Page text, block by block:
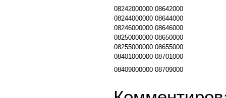
08242000000 08642000
08244000000 08644000
08246000000 08646000
08250000000 08650000
08255000000 08655000
08401000000 08701000
08409000000 08709000